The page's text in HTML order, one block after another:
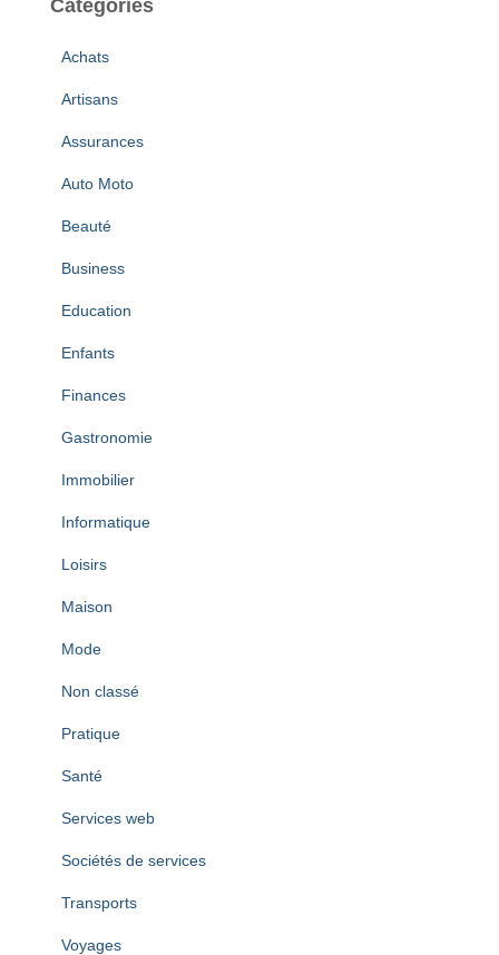
Catégories
Achats
Artisans
Assurances
Auto Moto
Beauté
Business
Education
Enfants
Finances
Gastronomie
Immobilier
Informatique
Loisirs
Maison
Mode
Non classé
Pratique
Santé
Services web
Sociétés de services
Transports
Voyages